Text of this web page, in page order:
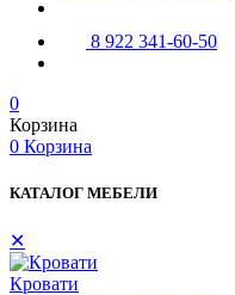
8 922 341-60-50
0
Корзина
0 Корзина
КАТАЛОГ МЕБЕЛИ
✕
Кровати